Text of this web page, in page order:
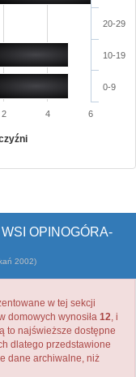
0-9
10-19
20-29
2 4 6
OPINOGÓRA-
2002)
w tej sekcji
domowych wynosiła 12, i
to najświeższe dostępne
dlatego przedstawione
dane archiwalne, niż